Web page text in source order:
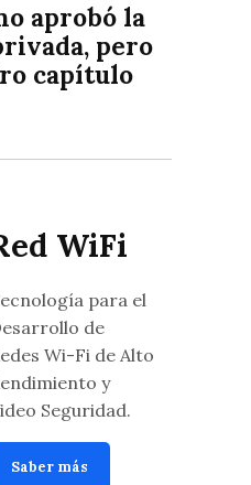
aprobó la
pero
capítulo
WiFi
para el
de
Wi-Fi de Alto
y
Seguridad.
Saber más